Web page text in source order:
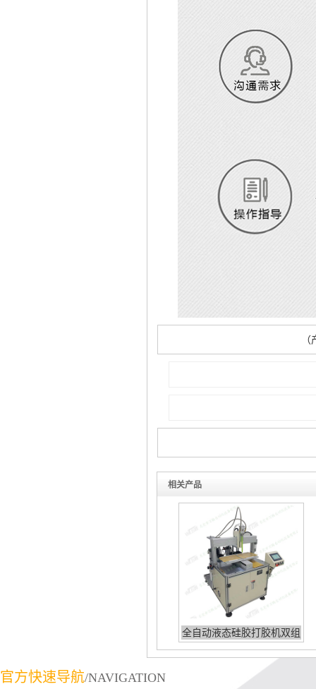
相关产品
全自动液态硅胶打胶机双组
份
官方快速导航/NAVIGATION